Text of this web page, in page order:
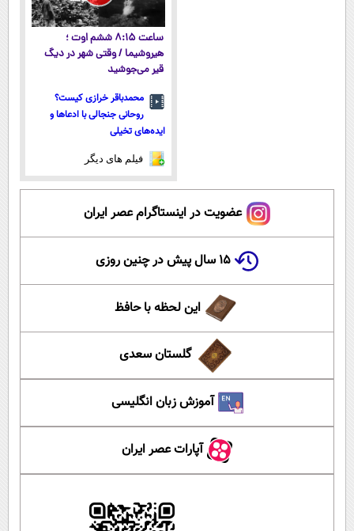
ساعت ۸:۱۵ ششم اوت ؛
هیروشیما / وقتی شهر در دیگ
قیر می‌جوشید
محمدباقر خرازی کیست؟
روحانی جنجالی با ادعاها و
ایده‌های تخیلی
فیلم های دیگر
عضویت در اینستاگرام عصر ایران
۱۵ سال پیش در چنین روزی
این لحظه با حافظ
گلستان سعدی
آموزش زبان انگلیسی
آپارات عصر ایران